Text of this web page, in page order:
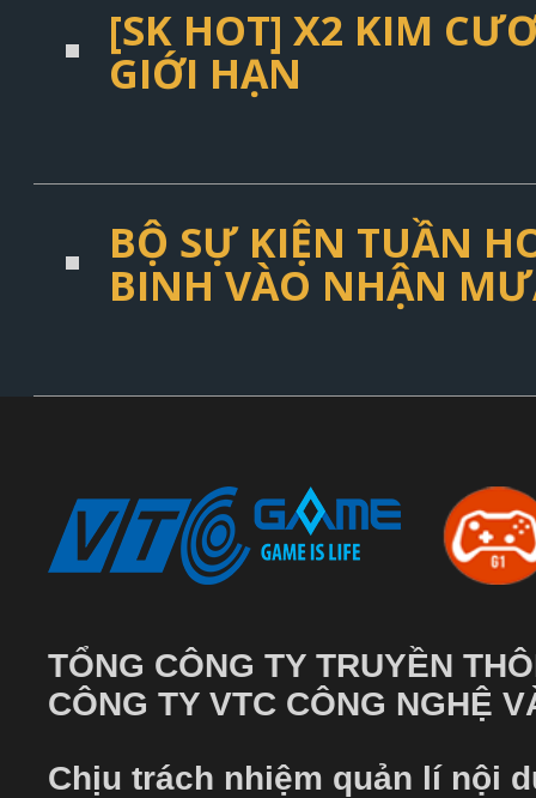
[SK HOT] X2 KIM
GIỚI HẠN
BỘ SỰ KIỆN TUẦN
BINH VÀO NHẬN
TỔNG CÔNG TY TRUYỀN
CÔNG TY VTC CÔNG NGHỆ
Chịu trách nhiệm quản lí nội